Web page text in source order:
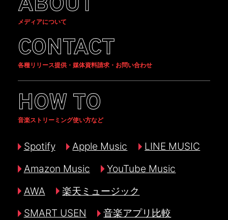
メディアについて
CONTACT
各種リリース提供・媒体資料請求・お問い合わせ
HOW TO
音楽ストリーミング使い方など
Spotify Apple Music
LINE MUSIC
Amazon Music
YouTube Music
AWA
楽天ミュージック
SMART USEN
音楽アプリ比較